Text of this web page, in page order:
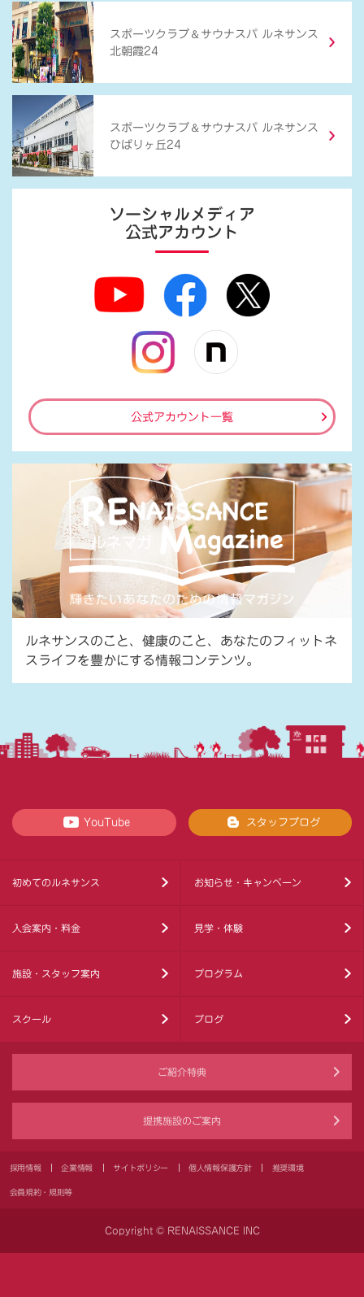
スポーツクラブ ＆ サウナスパ ルネサンス
北朝霞24
スポーツクラブ ＆ サウナスパ ルネサンス
ひばりヶ丘24
ソーシャルメディア
公式アカウント
公式アカウント一覧
ルネサンスのこと、健康のこと、あなたのフィットネ
スライフを豊かにする情報コンテンツ。
YouTube スタッフブログ
初めてのルネサンス お知らせ・キャンペーン
入会案内・料金 見学・体験
施設・スタッフ案内 プログラム
スクール ブログ
ご紹介特典
提携施設のご案内
採用情報 企業情報 サイトポリシー 個人情報保護方針 推奨環境
会員規約・規則等
Copyright © RENAISSANCE INC